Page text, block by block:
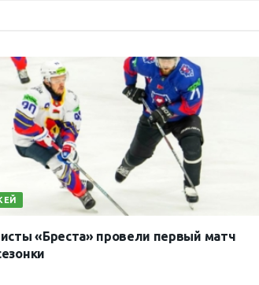
«Бреста» провели первый матч